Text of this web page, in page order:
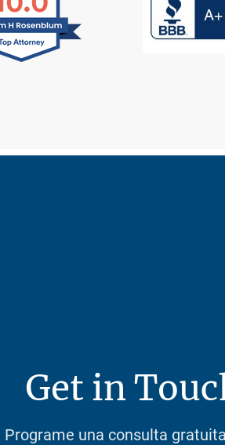
Get in
Programe una consulta